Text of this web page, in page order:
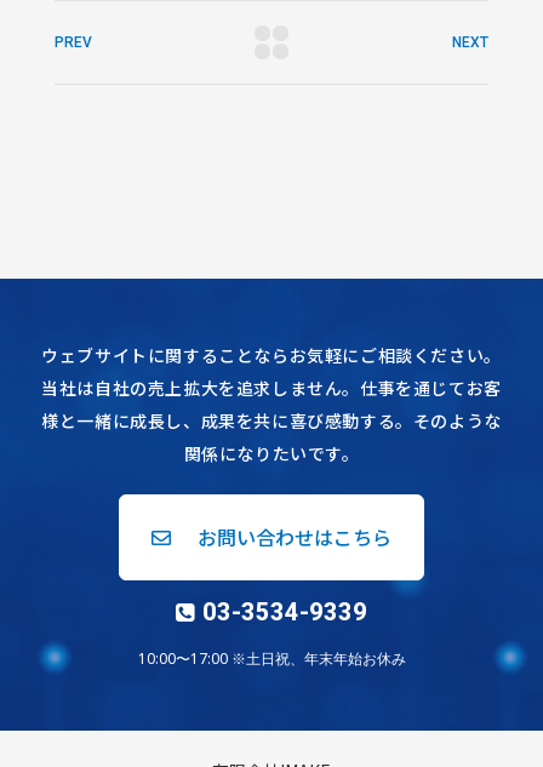
PREV NEXT
ウェブサイトに関することならお気軽にご相談ください。
当社は自社の売上拡大を追求しません。仕事を通じてお客
様と一緒に成長し、成果を共に喜び感動する。そのような
関係になりたいです。
お問い合わせはこちら
03-3534-9339
10:00〜17:00 ※土日祝、年末年始お休み